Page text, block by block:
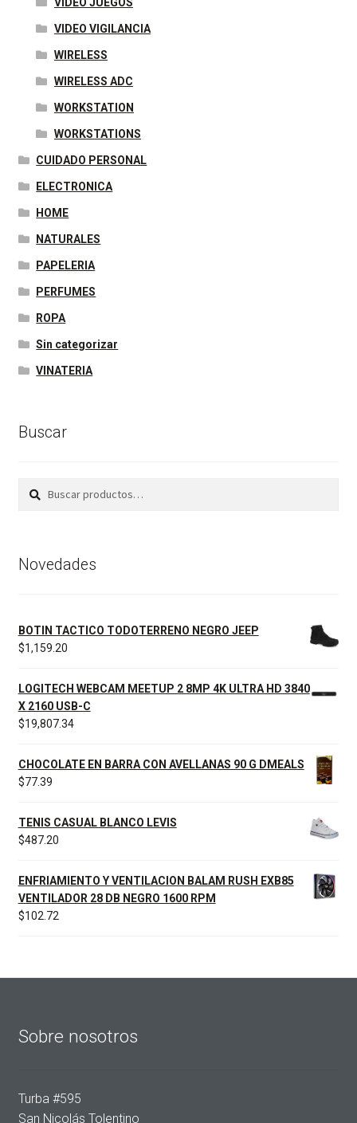
VIDEO JUEGOS
VIDEO VIGILANCIA
WIRELESS
WIRELESS ADC
WORKSTATION
WORKSTATIONS
CUIDADO PERSONAL
ELECTRONICA
HOME
NATURALES
PAPELERIA
PERFUMES
ROPA
Sin categorizar
VINATERIA
Buscar
Buscar
Buscar
Novedades
BOTIN TACTICO TODOTERRENO NEGRO JEEP
$1,159.20
LOGITECH WEBCAM MEETUP 2 8MP 4K ULTRA HD 3840
X 2160 USB-C
$19,807.34
CHOCOLATE EN BARRA CON AVELLANAS 90 G DMEALS
$77.39
TENIS CASUAL BLANCO LEVIS
$487.20
ENFRIAMIENTO Y VENTILACION BALAM RUSH EXB85
VENTILADOR 28 DB NEGRO 1600 RPM
$102.72
Sobre nosotros
Turba #595
San Nicolás Tolentino